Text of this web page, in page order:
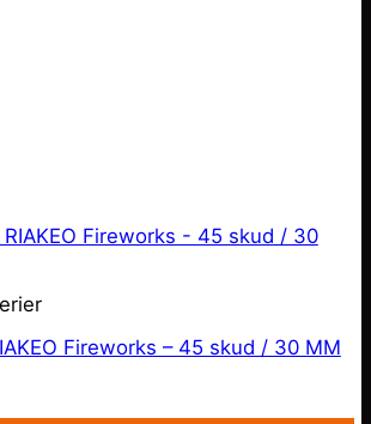
Fireworks – 45 skud / 30 MM